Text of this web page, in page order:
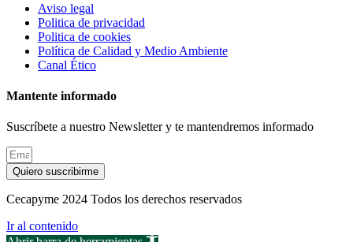
Aviso legal
Politica de privacidad
Politica de cookies
Política de Calidad y Medio Ambiente
Canal Ético
Mantente informado
Suscríbete a nuestro Newsletter y te mantendremos informado
Quiero suscribirme
Cecapyme 2024 Todos los derechos reservados
Ir al contenido